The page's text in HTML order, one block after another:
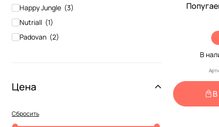
Happy Jungle (3)
Nutriall (1)
Padovan (2)
Зоомир
Кеша (2)
Цена
Сбросить
Зерновая
В